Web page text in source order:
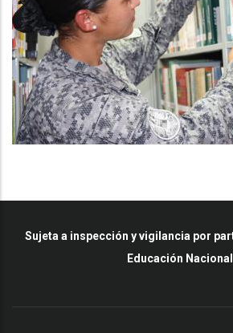
Sujeta a inspección y vigilancia por
Educación Nacional